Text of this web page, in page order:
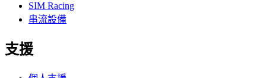
SIM Racing
串流設備
支援